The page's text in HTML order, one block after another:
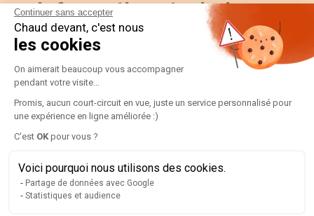
Continuer sans accepter
Chaud devant, c'est nous
les cookies
Plateforme de Gestion du
On aimerait beaucoup vous accompagner
pendant votre visite...
Promis, aucun court-circuit en vue, juste un service personnalisé pour
une expérience en ligne améliorée :)
C'est OK pour vous ?
Voici pourquoi nous utilisons des cookies.
Partage de données avec Google
Statistiques et audience
Informations techniques
A utiliser avec : SIRCOVER
Type d'accessoire :
Couleur de la poignée : Noir